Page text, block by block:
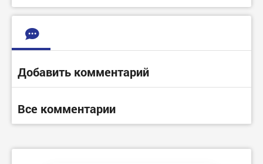
Добавить комментарий
Все комментарии